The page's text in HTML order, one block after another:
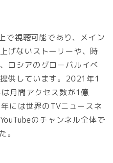
で視聴可能であり、メイン
げないストーリーや、時
ロシアのグローバルイベ
供しています。2021年1
月間アクセス数が1億
には世界のTVニュースネ
のチャンネル全体で
。